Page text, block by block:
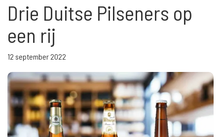
Drie Duitse Pilseners op
een rij
12 september 2022